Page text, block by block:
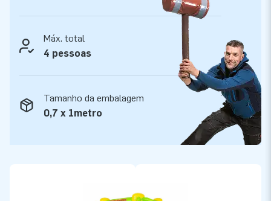
Máx. total
4 pessoas
Tamanho da embalagem
0,7 x 1metro